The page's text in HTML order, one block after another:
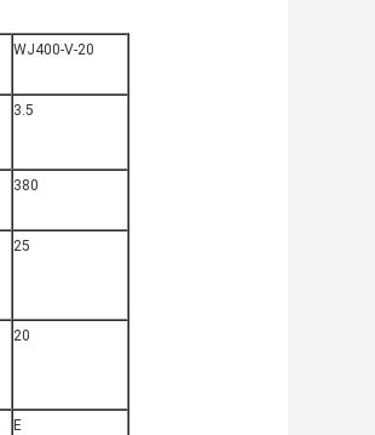
WJ400-V-20
3.5
380
25
20
E